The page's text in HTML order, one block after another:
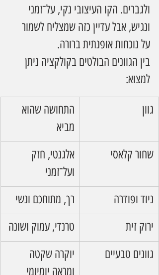
ולגברים. הקו העיצובי נקי, על־זמני
ונגיש, אבל עדיין כזה שמצליח לשמור
על נוכחות אופנתית ברורה.
בין הגוונים הבולטים בקולקציה ניתן
למצוא:
גוון
התחושה שהוא
מביא
שחור קלאסי
אלגנטי, חזק
ועל־זמני
ניוד ופודרה
רך, מתוחכם ונשי
ירוק זית
טרנדי, עמוק ושונה
גוונים טבעיים
יוקרה שקטה
ומראה יומיומי